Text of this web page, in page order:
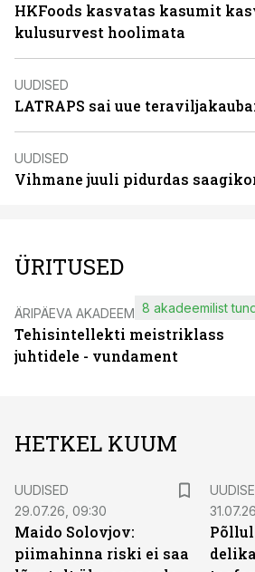
HKFoods kasvatas kasumit
kulusurvest hoolimata
UUDISED
LATRAPS sai uue
UUDISED
Vihmane juuli pidurdas
ÜRITUSED
ÄRIPÄEVA AKADEEMIA
Tehisintellekti meistriklass
juhtidele - vundament
8 akadeemilist
HETKEL KUUM
UUDISED
29.07.26, 09:30
Maido Solovjov:
piimahinna riski ei saa